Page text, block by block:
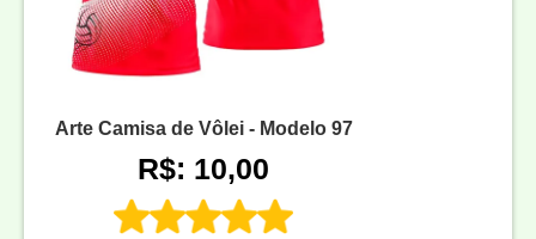
Arte Camisa de Vôlei - Modelo 97
R$: 10,00